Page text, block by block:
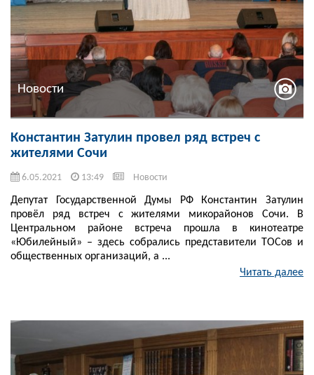
Новости
Константин Затулин провел ряд встреч с
жителями Сочи
6.05.2021 13:49 Новости
Депутат Государственной Думы РФ Константин Затулин
провёл ряд встреч с жителями микорайонов Сочи. В
Центральном районе встреча прошла в кинотеатре
«Юбилейный» – здесь собрались представители ТОСов и
общественных организаций, а ...
Читать далее